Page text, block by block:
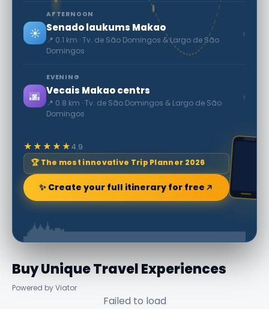
☀️
AFTERNOON
Senado laukums Makao
📍 0.1 km · Tv. de São Domingos & Largo de São
Domingos
›
🌆
EVENING
Vecais Makao centrs
📍 0.8 km · Tv. de São Domingos & Largo de São
Domingos
›
★★★★★4.9
🏆 The most innovative Trip Planner 2026
✨ Create your full itinerary for free
Buy Unique Travel Experiences
Powered by Viator
Failed to load